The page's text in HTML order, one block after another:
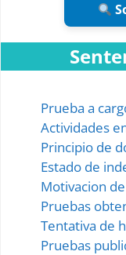
Prueba a
Actividades
Principio de
Estado de
Motivacion
Pruebas
Tentativa de
Pruebas